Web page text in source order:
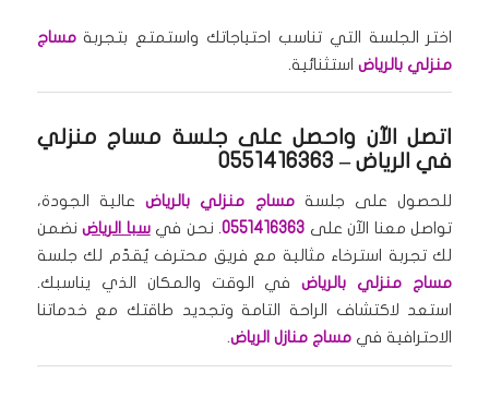
اختر الجلسة التي تناسب احتياجاتك واستمتع بتجربةمساج
منزلي بالرياضاستثنائية.
اتصل الآن واحصل على جلسة مساج منزلي
في الرياض – 0551416363
للحصول على جلسةمساج منزلي بالرياضعالية الجودة،
تواصل معنا الآن على 0551416363. نحن فيسبا الرياضنضمن
لك تجربة استرخاء مثالية مع فريق محترف يُقدّم لك جلسة
مساج منزلي بالرياضفي الوقت والمكان الذي يناسبك.
استعد لاكتشاف الراحة التامة وتجديد طاقتك مع خدماتنا
الاحترافية في مساج منازل الرياض.